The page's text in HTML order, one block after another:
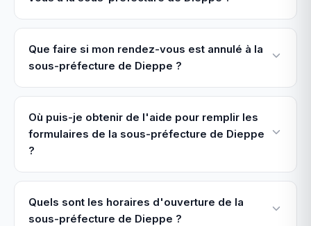
Que faire si mon rendez-vous est annulé à la
sous-préfecture de Dieppe ?
Où puis-je obtenir de l'aide pour remplir les
formulaires de la sous-préfecture de Dieppe
?
Quels sont les horaires d'ouverture de la
sous-préfecture de Dieppe ?